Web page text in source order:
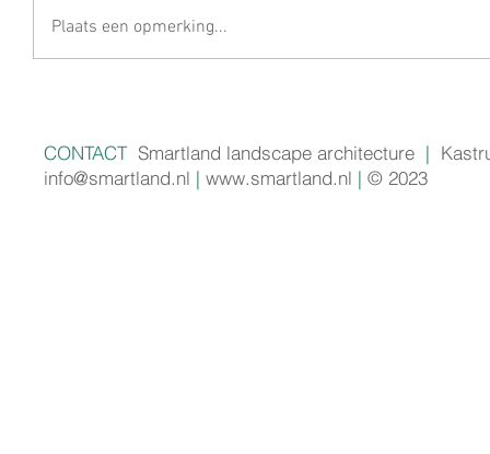
Plaats een opmerking...
CONTACTSmartland landscape architecture |
info@smartland.nl | www.smartland.nl | © 2023